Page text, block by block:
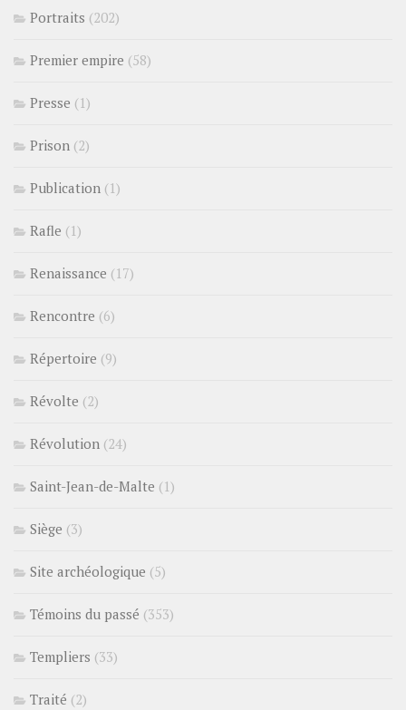
Portraits (202)
Premier empire (58)
Presse (1)
Prison (2)
Publication (1)
Rafle (1)
Renaissance (17)
Rencontre (6)
Répertoire (9)
Révolte (2)
Révolution (24)
Saint-Jean-de-Malte (1)
Siège (3)
Site archéologique (5)
Témoins du passé (353)
Templiers (33)
Traité (2)